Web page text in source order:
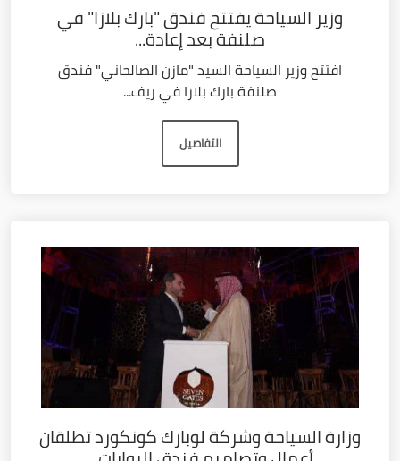
وزير السياحة يفتتح فندق "بارك بلازا" في
صلنفة بعد إعادة...
افتتح وزير السياحة السيد "مازن الصالحاني" فندق
صلنفة بارك بلازا في ريف...
التفاصيل
وزارة السياحة وشركة لوبارك كونكورد تطلقان